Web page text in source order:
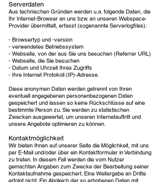
Serverdaten
Aus technischen Gründen werden u.a. folgende Daten, die
Ihr Internet-Browser an uns bzw. an unseren Webspace-
Provider übermittelt, erfasst (sogenannte Serverlogfiles):
- Browsertyp und -version
- verwendetes Betriebssystem
- Webseite, von der aus Sie uns besuchen (Referrer URL)
- Webseite, die Sie besuchen
- Datum und Uhrzeit Ihres Zugriffs
- Ihre Internet Protokoll (IP)-Adresse.
Diese anonymen Daten werden getrennt von Ihren
eventuell angegebenen personenbezogenen Daten
gespeichert und lassen so keine Rückschlüsse auf eine
bestimmte Person zu. Sie werden zu statistischen
Zwecken ausgewertet, um unseren Internetauftritt und
unsere Angebote optimieren zu können.
Kontaktmöglichkeit
Wir bieten Ihnen auf unserer Seite die Möglichkeit, mit uns
per E-Mail und/oder über ein Kontaktformular in Verbindung
zu treten. In diesem Fall werden die vom Nutzer
gemachten Angaben zum Zwecke der Bearbeitung seiner
Kontaktaufnahme gespeichert. Eine Weitergabe an Dritte
erfolgt nicht. Ein Abgleich der so erhobenen Daten mit